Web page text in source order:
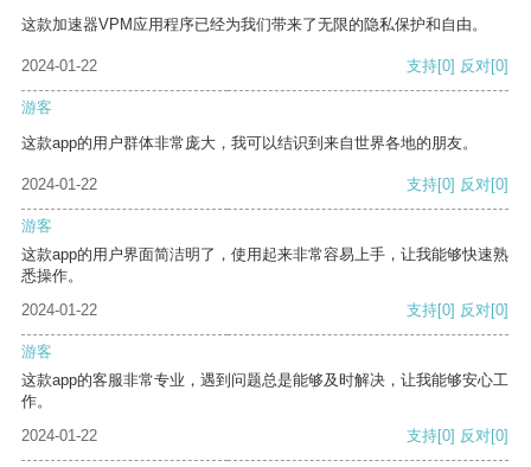
这款加速器VPM应用程序已经为我们带来了无限的隐私保护和自由。
2024-01-22 支持[0] 反对[0]
游客
这款app的用户群体非常庞大，我可以结识到来自世界各地的朋友。
2024-01-22 支持[0] 反对[0]
游客
这款app的用户界面简洁明了，使用起来非常容易上手，让我能够快速熟
悉操作。
2024-01-22
支持[0] 反对[0]
游客
这款app的客服非常专业，遇到问题总是能够及时解决，让我能够安心工
作。
2024-01-22
支持[0] 反对[0]